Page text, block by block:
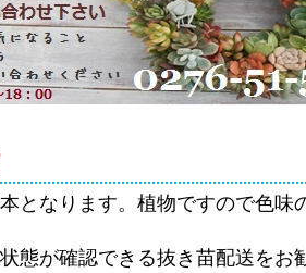
となります。植物ですので色味
態が確認できる抜き苗配送をお